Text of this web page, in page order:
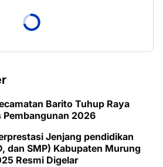
Barito Tuhup Raya
Pembangunan 2026
Jenjang pendidikan
dan SMP) Kabupaten Murung
Resmi Digelar